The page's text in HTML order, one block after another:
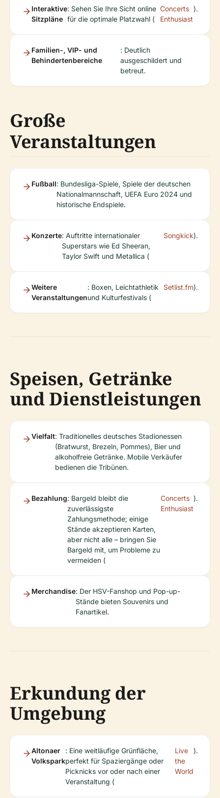
Interaktive
Sitzpläne
: Sehen Sie Ihre Sicht online
für die optimale Platzwahl (
Concerts
Enthusiast
).
Familien-, VIP- und
Behindertenbereiche
: Deutlich
ausgeschildert und
betreut.
Große
Veranstaltungen
Fußball: Bundesliga-Spiele, Spiele der deutschen
Nationalmannschaft, UEFA Euro 2024 und
historische Endspiele.
Konzerte: Auftritte internationaler
Superstars wie Ed Sheeran,
Taylor Swift und Metallica (
Songkick).
Weitere
Veranstaltungen
: Boxen, Leichtathletik
und Kulturfestivals (
Setlist.fm).
Speisen, Getränke
und Dienstleistungen
Vielfalt: Traditionelles deutsches Stadionessen
(Bratwurst, Brezeln, Pommes), Bier und
alkoholfreie Getränke. Mobile Verkäufer
bedienen die Tribünen.
Bezahlung: Bargeld bleibt die
zuverlässigste
Zahlungsmethode; einige
Stände akzeptieren Karten,
aber nicht alle – bringen Sie
Bargeld mit, um Probleme zu
vermeiden (
Concerts
Enthusiast
).
Merchandise: Der HSV-Fanshop und Pop-up-
Stände bieten Souvenirs und
Fanartikel.
Erkundung der
Umgebung
Altonaer
Volkspark
: Eine weitläufige Grünfläche,
perfekt für Spaziergänge oder
Picknicks vor oder nach einer
Veranstaltung (
Live
the
World
).